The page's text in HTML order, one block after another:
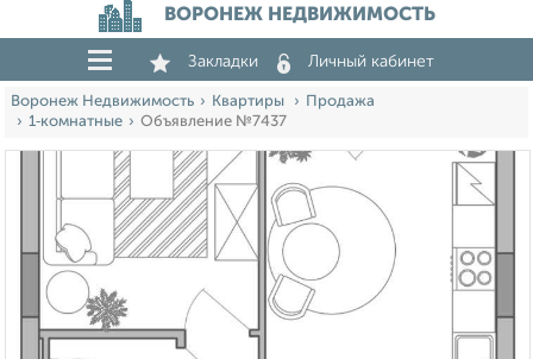
ВОРОНЕЖ НЕДВИЖИМОСТЬ
Закладки Личный кабинет
Воронеж Недвижимость Квартиры
Продажа
1‑комнатные
Объявление №7437